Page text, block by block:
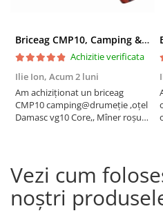
Briceag CMP10, Camping & Drumetie, Otel Damasc VG10 Core, Maner Albastru, 23 cm
Achizitie verificata
Ilie Ion, Acum 2 luni
Am achiziționat un briceag
CMP10 camping@drumeție ,oțel
Damasc vg10 Core,, Mîner roșu
,bine ascuțit,recomand , vă
mulțumesc!
Vezi cum
noștri